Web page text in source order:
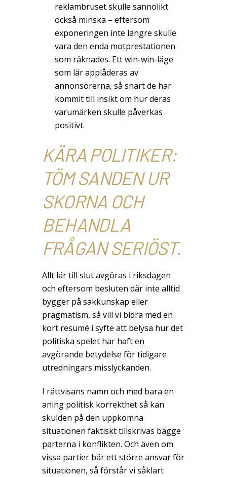
reklambruset skulle sannolikt
också minska – eftersom
exponeringen inte längre skulle
vara den enda motprestationen
som räknades. Ett win-win-läge
som lär applåderas av
annonsörerna, så snart de har
kommit till insikt om hur deras
varumärken skulle påverkas
positivt.
KÄRA POLITIKER:
TÖM SANDEN UR
SKORNA OCH
BEHANDLA
FRÅGAN SERIÖST.
Allt lär till slut avgöras i riksdagen
och eftersom besluten där inte alltid
bygger på sakkunskap eller
pragmatism, så vill vi bidra med en
kort resumé i syfte att belysa hur det
politiska spelet har haft en
avgörande betydelse för tidigare
utredningars misslyckanden.
I rättvisans namn och med bara en
aning politisk korrekthet så kan
skulden på den uppkomna
situationen faktiskt tillskrivas bägge
parterna i konflikten. Och även om
vissa partier bär ett större ansvar för
situationen, så förstår vi såklart